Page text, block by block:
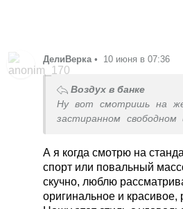
ДелиВерка • 10 июня в 07:36
Воздух в банке
Ну вот смотришь на
застиранном
А я когда смотрю на
спорт или повальный
скучно, люблю
оригинальное и